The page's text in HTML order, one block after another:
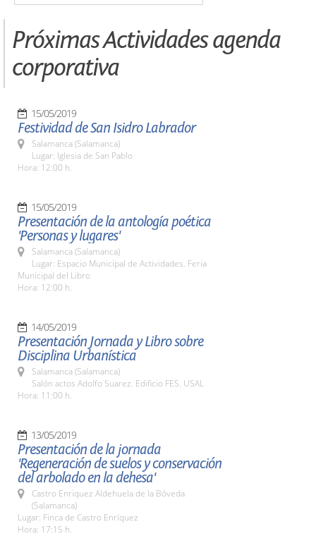
Próximas Actividades agenda
corporativa
15/05/2019
Festividad de San Isidro Labrador
Salamanca (Salamanca)
Lugar: Iglesia de San Pablo
Hora: 12:00 h.
15/05/2019
Presentación de la antología poética
'Personas y lugares'
Salamanca (Salamanca)
Lugar: Espacio Municipal de Actividades. Feria
Municipal del Libro
Hora: 12:00 h.
14/05/2019
Presentación Jornada y Libro sobre
Disciplina Urbanística
Salamanca (Salamanca)
Salón actos Adolfo Suarez. Edificio FES. USAL
Hora: 11:00 h.
13/05/2019
Presentación de la jornada
'Regeneración de suelos y conservación
del arbolado en la dehesa'
Castro Enriquez Aldehuela de la Bóveda
(Salamanca)
Lugar: Finca de Castro Enríquez
Hora: 17:15 h.